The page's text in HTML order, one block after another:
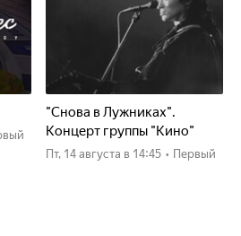
"Снова в Лужниках".
Концерт группы "Кино"
пт, 14 августа в 14:45 • Первый